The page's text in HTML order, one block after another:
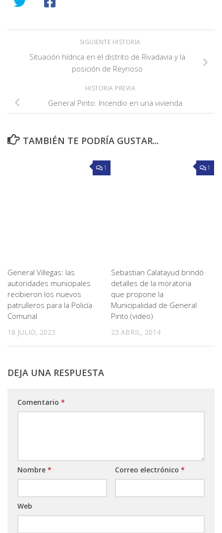
SIGUIENTE HISTORIA
Situación hídrica en el distrito de Rivadavia y la
posición de Reynoso
HISTORIA PREVIA
General Pinto: Incendio en una vivienda
TAMBIÉN TE PODRÍA GUSTAR...
1
General Villegas: las
autoridades municipales
recibieron los nuevos
patrulleros para la Policía
Comunal
18 JULIO, 2023
1
Sebastian Calatayud brindó
detalles de la moratoria
que propone la
Municipalidad de General
Pinto (video)
23 ABRIL, 2014
DEJA UNA RESPUESTA
Comentario *
Nombre * Correo electrónico *
Web